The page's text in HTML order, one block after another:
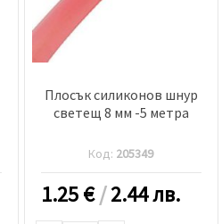
Плосък силиконов шнур
светещ 8 мм -5 метра
Код: 205349
1.25€/2.44 лв.